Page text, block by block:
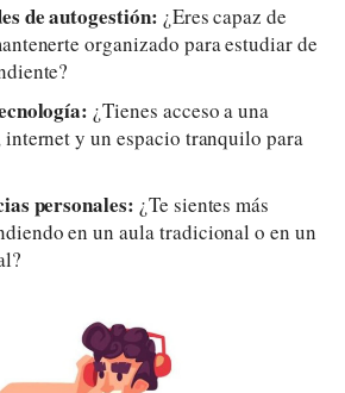
de autogestión: ¿Eres capaz de
organizado para estudiar de
¿Tienes acceso a una
internet y un espacio tranquilo para
personales: ¿Te sientes más
en un aula tradicional o en un